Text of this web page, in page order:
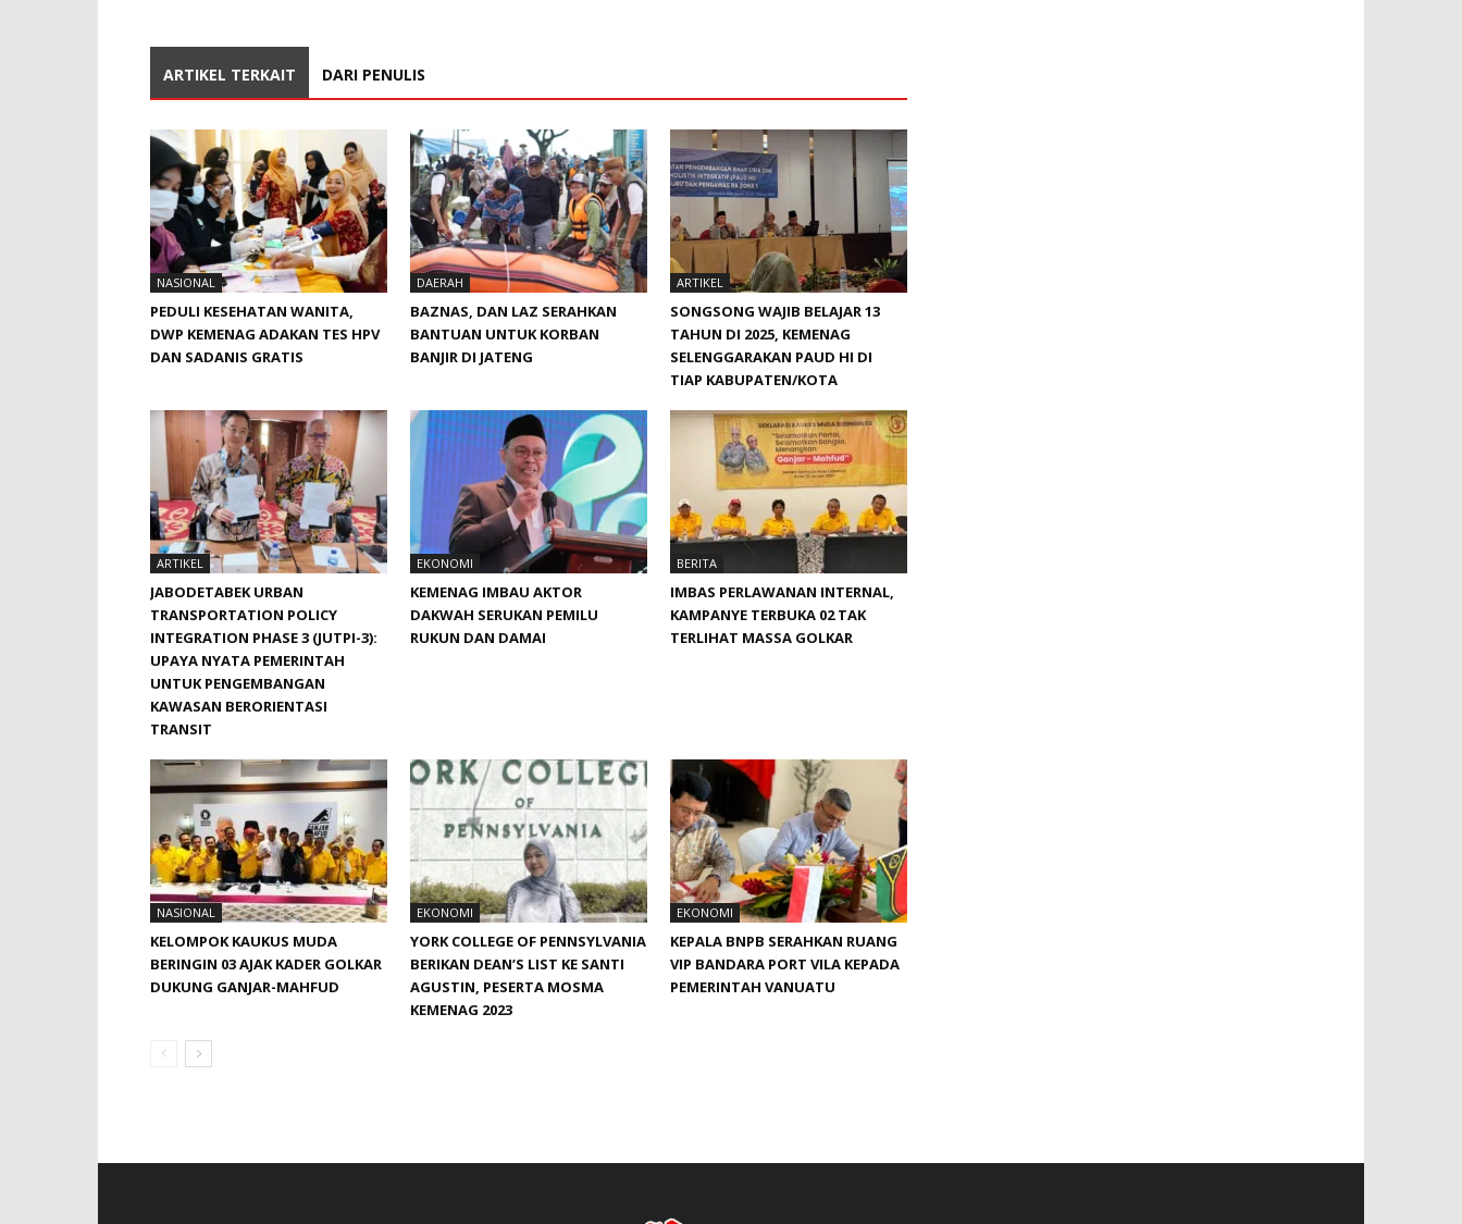
ARTIKEL TERKAIT DARI PENULIS
NASIONAL
PEDULI KESEHATAN WANITA,
DWP KEMENAG ADAKAN TES HPV
DAN SADANIS GRATIS
DAERAH
BAZNAS, DAN LAZ SERAHKAN
BANTUAN UNTUK KORBAN
BANJIR DI JATENG
ARTIKEL
SONGSONG WAJIB BELAJAR 13
TAHUN DI 2025, KEMENAG
SELENGGARAKAN PAUD HI DI
TIAP KABUPATEN/KOTA
ARTIKEL
JABODETABEK URBAN
TRANSPORTATION POLICY
INTEGRATION PHASE 3 (JUTPI-3):
UPAYA NYATA PEMERINTAH
UNTUK PENGEMBANGAN
KAWASAN BERORIENTASI
TRANSIT
EKONOMI
KEMENAG IMBAU AKTOR
DAKWAH SERUKAN PEMILU
RUKUN DAN DAMAI
BERITA
IMBAS PERLAWANAN INTERNAL,
KAMPANYE TERBUKA 02 TAK
TERLIHAT MASSA GOLKAR
NASIONAL
KELOMPOK KAUKUS MUDA
BERINGIN 03 AJAK KADER GOLKAR
DUKUNG GANJAR-MAHFUD
EKONOMI
YORK COLLEGE OF PENNSYLVANIA
BERIKAN DEAN’S LIST KE SANTI
AGUSTIN, PESERTA MOSMA
KEMENAG 2023
EKONOMI
KEPALA BNPB SERAHKAN RUANG
VIP BANDARA PORT VILA KEPADA
PEMERINTAH VANUATU